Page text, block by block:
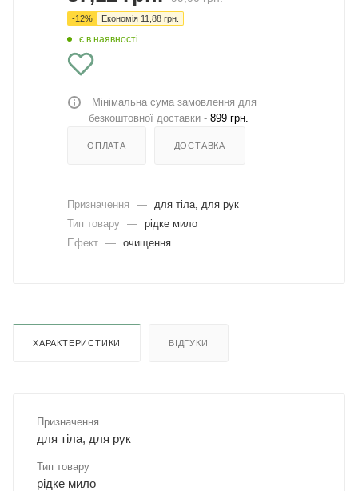
-12% Економія 11,88 грн.
є в наявності
Мінімальна сума замовлення для
безкоштовної доставки - 899 грн.
ОПЛАТА ДОСТАВКА
Призначення —
для тіла, для рук
Тип товару — рідке мило
Ефект — очищення
ХАРАКТЕРИСТИКИ ВІДГУКИ
Призначення
для тіла, для рук
Тип товару
рідке мило